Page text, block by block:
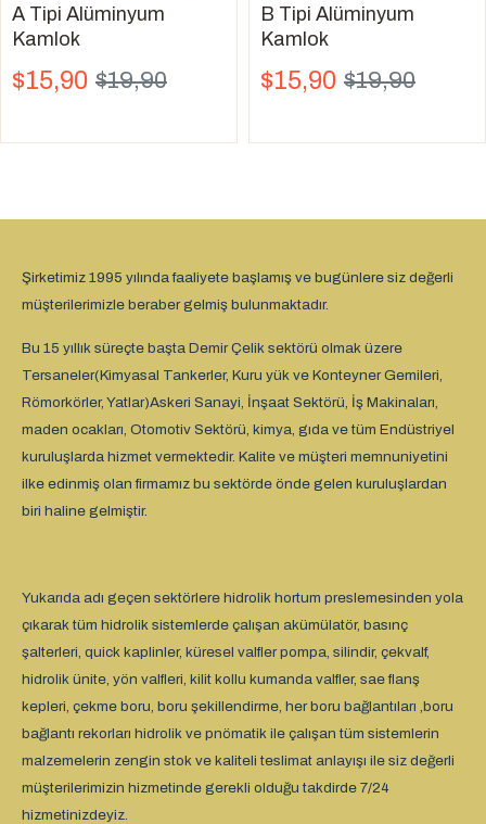
A Tipi Alüminyum
Kamlok
$15,90 $19,90
B Tipi Alüminyum
Kamlok
$15,90 $19,90
Şirketimiz 1995 yılında faaliyete başlamış ve bugünlere siz değerli
müşterilerimizle beraber gelmiş bulunmaktadır.
Bu 15 yıllık süreçte başta Demir Çelik sektörü olmak üzere
Tersaneler(Kimyasal Tankerler, Kuru yük ve Konteyner Gemileri,
Römorkörler, Yatlar)Askeri Sanayi, İnşaat Sektörü, İş Makinaları,
maden ocakları, Otomotiv Sektörü, kimya, gıda ve tüm Endüstriyel
kuruluşlarda hizmet vermektedir. Kalite ve müşteri memnuniyetini
ilke edinmiş olan firmamız bu sektörde önde gelen kuruluşlardan
biri haline gelmiştir.
Yukarıda adı geçen sektörlere hidrolik hortum preslemesinden yola
çıkarak tüm hidrolik sistemlerde çalışan akümülatör, basınç
şalterleri, quick kaplinler, küresel valfler pompa, silindir, çekvalf,
hidrolik ünite, yön valfleri, kilit kollu kumanda valfler, sae flanş
kepleri, çekme boru, boru şekillendirme, her boru bağlantıları ,boru
bağlantı rekorları hidrolik ve pnömatik ile çalışan tüm sistemlerin
malzemelerin zengin stok ve kaliteli teslimat anlayışı ile siz değerli
müşterilerimizin hizmetinde gerekli olduğu takdirde 7/24
hizmetinizdeyiz.